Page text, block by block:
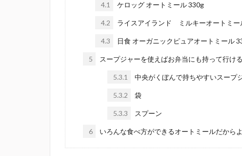
4.1 ケロッグ オートミール 330g
4.2 ライスアイランド ミルキーオートミー
4.3 日食 オーガニックピュアオートミール
5 スープジャーを使えばお弁当にも持って行ける
5.3.1 中央がくぼんで持ちやすいスー
5.3.2 袋
5.3.3 スプーン
6 いろんな食べ方ができるオートミールだから